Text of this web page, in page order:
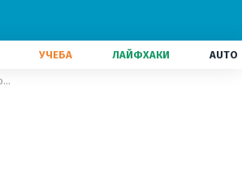
УЧЕБА ЛАЙФХАКИ AUTO
Легендарный Макелеле со скандалом покинул клуб, который возглавлял меньше месяца: что произошло